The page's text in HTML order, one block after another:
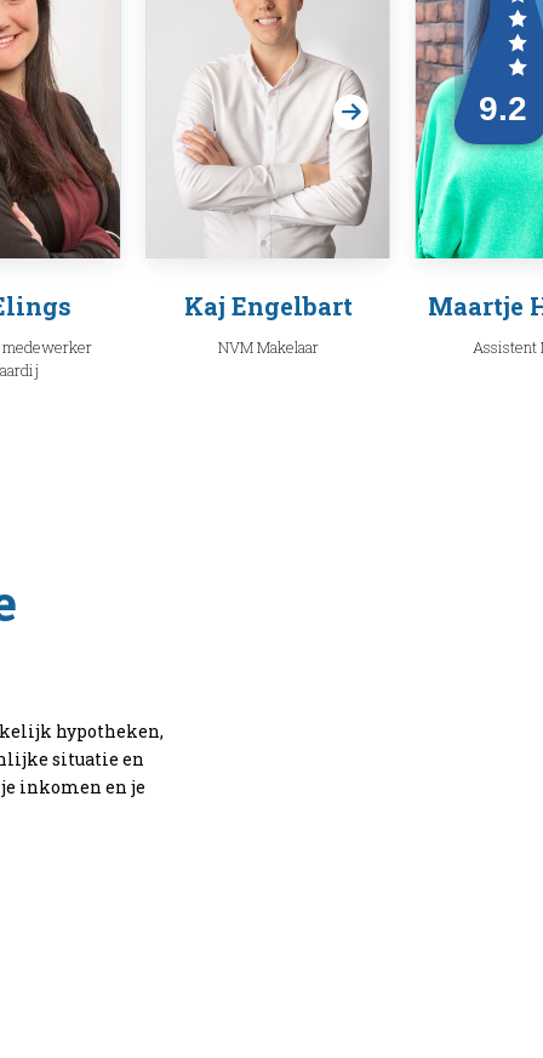
Kaj Engelbart
NVM Makelaar
Maartje
Assistent
hypotheken,
situatie en
inkomen en je